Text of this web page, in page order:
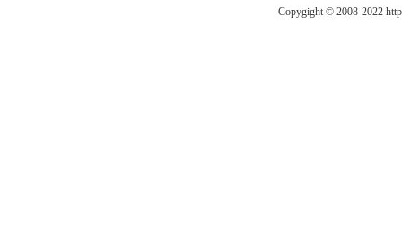
Copygight © 2008-2022